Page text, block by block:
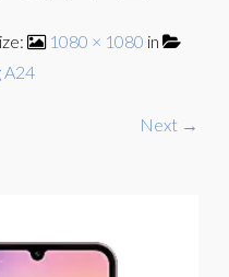
1080 × 1080 in
A24
Next →